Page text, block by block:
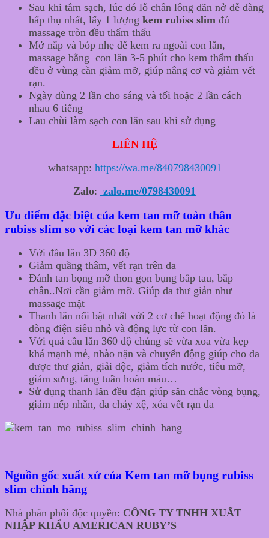
Sau khi tắm sạch, lúc đó lỗ chân lông dãn nở dễ dàng
hấp thụ nhất, lấy 1 lượng kem rubiss slim đủ
massage tròn đều thẩm thấu
Mở nắp và bóp nhẹ để kem ra ngoài con lăn,
massage bằng con lăn 3-5 phút cho kem thẩm thấu
đều ở vùng cần giảm mỡ, giúp nâng cơ và giảm vết
rạn.
Ngày dùng 2 lần cho sáng và tối hoặc 2 lần cách
nhau 6 tiếng
Lau chùi làm sạch con lăn sau khi sử dụng
LIÊN HỆ
whatsapp: https://wa.me/840798430091
Zalo: zalo.me/0798430091
Ưu diểm đặc biệt của kem tan mỡ toàn thân
rubiss slim so với các loại kem tan mỡ khác
Với đầu lăn 3D 360 độ
Giảm quầng thâm, vết rạn trên da
Đánh tan bọng mỡ thon gọn bụng bắp tau, bắp
chân..Nơi cần giảm mỡ. Giúp da thư giản như
massage mặt
Thanh lăn nổi bật nhất với 2 cơ chế hoạt động đó là
dòng điện siêu nhỏ và động lực từ con lăn.
Với quả cầu lăn 360 độ chúng sẽ vừa xoa vừa kẹp
khá mạnh mẻ, nhào nặn và chuyển động giúp cho da
được thư giản, giải độc, giảm tích nước, tiêu mỡ,
giảm sưng, tăng tuần hoàn máu…
Sử dụng thanh lăn đều đặn giúp săn chắc vòng bụng,
giảm nếp nhăn, da chảy xệ, xóa vết rạn da
Nguồn gốc xuất xứ của Kem tan mỡ bụng rubiss
slim chính hãng
Nhà phân phối độc quyền: CÔNG TY TNHH XUẤT
NHẬP KHẨU AMERICAN RUBY’S